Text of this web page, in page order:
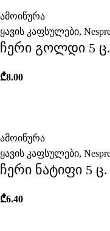
ამოიწურა
ყავის კაფსულები,
ჩერი გოლდი 5 ც.
₾8.00
ამოიწურა
ყავის კაფსულები,
ჩერი ნატიფი 5 ც.
₾6.40